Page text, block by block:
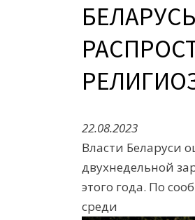
22.08.2023
Власти Беларуси
двухнедельной
этого года. По
среди